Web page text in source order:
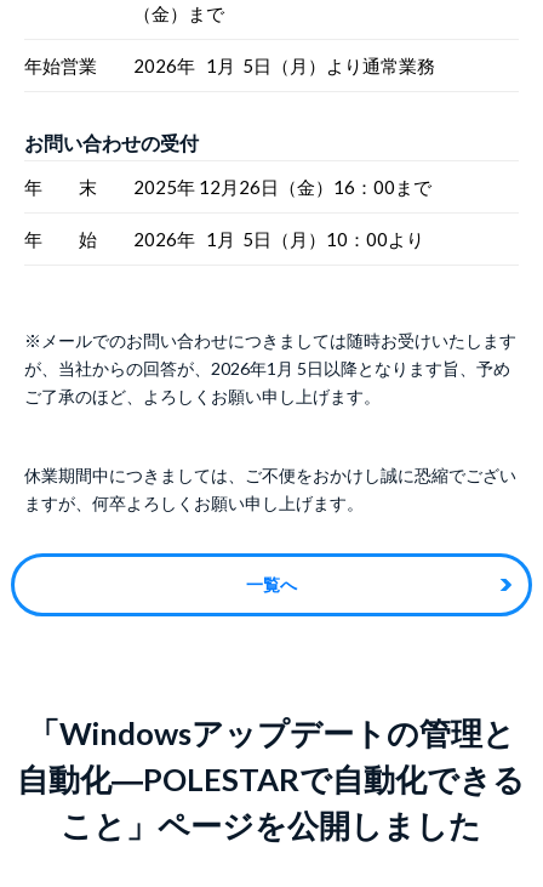
（金）まで
年始営業 2026年 1月 5日（月）より通常業務
お問い合わせの受付
年 末 2025年 12月26日（金）16：00まで
年 始 2026年 1月 5日（月）10：00より
※メールでのお問い合わせにつきましては随時お受けいたします
が、当社からの回答が、2026年1月 5日以降となります旨、予め
ご了承のほど、よろしくお願い申し上げます。
休業期間中につきましては、ご不便をおかけし誠に恐縮でござい
ますが、何卒よろしくお願い申し上げます。
一覧へ
「Windowsアップデートの管理と
自動化―POLESTARで自動化できる
こと」ページを公開しました